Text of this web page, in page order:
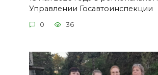
Управлении Госавтоинспекции
0 36